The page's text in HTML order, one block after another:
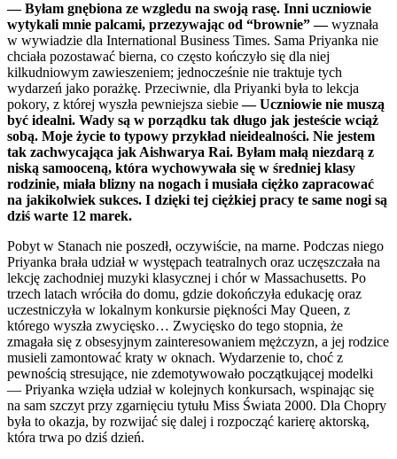
— Byłam gnębiona ze wzgledu na swoją rasę. Inni uczniowie
wytykali mnie palcami, przezywając od “brownie” —wyznała
w wywiadzie dla International Business Times. Sama Priyanka nie
chciała pozostawać bierna, co często kończyło się dla niej
kilkudniowym zawieszeniem; jednocześnie nie traktuje tych
wydarzeń jako porażkę. Przeciwnie, dla Priyanki była to lekcja
pokory, z której wyszła pewniejsza siebie— Uczniowie nie muszą
być idealni. Wady są w porządku tak długo jak jesteście wciąż
sobą. Moje życie to typowy przykład nieidealności. Nie jestem
tak zachwycająca jak Aishwarya Rai. Byłam małą niezdarą z
niską samooceną, która wychowywała się w średniej klasy
rodzinie, miała blizny na nogach i musiała ciężko zapracować
na jakikolwiek sukces. I dzięki tej ciężkiej pracy te same nogi są
dziś warte 12 marek.
Pobyt w Stanach nie poszedł, oczywiście, na marne. Podczas niego
Priyanka brała udział w występach teatralnych oraz uczęszczała na
lekcję zachodniej muzyki klasycznej i chór w Massachusetts. Po
trzech latach wróciła do domu, gdzie dokończyła edukację oraz
uczestniczyła w lokalnym konkursie piękności May Queen, z
którego wyszła zwycięsko… Zwycięsko do tego stopnia, że
zmagała się z obsesyjnym zainteresowaniem mężczyzn, a jej rodzice
musieli zamontować kraty w oknach. Wydarzenie to, choć z
pewnością stresujące, nie zdemotywowało początkującej modelki
— Priyanka wzięła udział w kolejnych konkursach, wspinając się
na sam szczyt przy zgarnięciu tytułu Miss Świata 2000. Dla Chopry
była to okazja, by rozwijać się dalej i rozpocząć karierę aktorską,
która trwa po dziś dzień.